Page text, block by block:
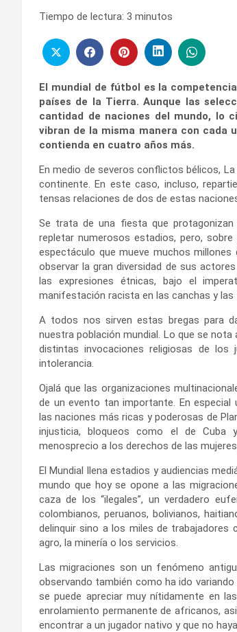
Tiempo de lectura: 3 minutos
El mundial de fútbol es la
países de la Tierra. Aunque las
cantidad de naciones del mundo, lo
vibran de la misma manera con cada
contienda en cuatro años más.
En medio de severos conflictos bélicos,
continente. En este caso, incluso,
tensas relaciones de dos de estas
Se trata de una fiesta que
repletar numerosos estadios, pero,
espectáculo que mueve muchos
observar la gran diversidad de sus
las expresiones étnicas, bajo el
manifestación racista en las canchas y las
A todos nos sirven estas bregas para
nuestra población mundial. Lo que se
distintas invocaciones religiosas de
intolerancia.
Ojalá que las organizaciones
de un evento tan importante. En
las naciones más ricas y poderosas de
injusticia, bloqueos como el de Cuba
menosprecio a los derechos de las
El Mundial llena estadios y audiencias
mundo que hoy se opone a las
caza de los “ilegales”, un verdadero
colombianos, peruanos, bolivianos,
delinquir sino a los miles de
agro, la minería o los servicios.
Las migraciones son un fenómeno
observando también como ha ido
se puede apreciar muy nítidamente en
enrolamiento permanente de africanos,
encontrar a un jugador nativo y que no